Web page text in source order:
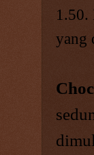
1.50.
yang